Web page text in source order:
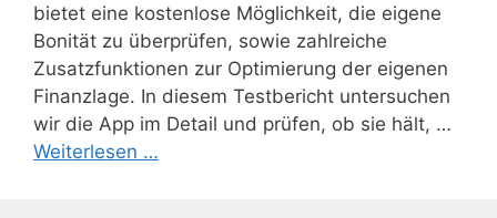
bietet eine kostenlose Möglichkeit, die eigene
Bonität zu überprüfen, sowie zahlreiche
Zusatzfunktionen zur Optimierung der eigenen
Finanzlage. In diesem Testbericht untersuchen
wir die App im Detail und prüfen, ob sie hält, …
Weiterlesen …